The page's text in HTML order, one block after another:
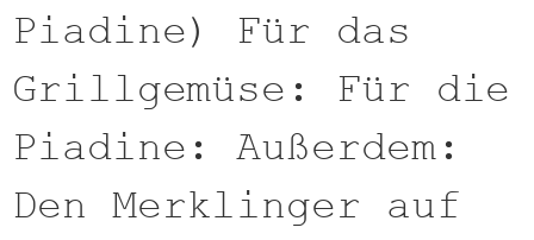
Piadine) Für das
Grillgemüse: Für die
Piadine: Außerdem:
Den Merklinger auf